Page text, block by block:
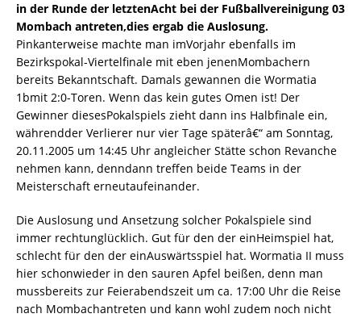
in der Runde der letztenAcht bei der Fußballvereinigung 03
Mombach antreten,dies ergab die Auslosung.
Pinkanterweise machte man imVorjahr ebenfalls im
Bezirkspokal-Viertelfinale mit eben jenenMombachern
bereits Bekanntschaft. Damals gewannen die Wormatia
1bmit 2:0-Toren. Wenn das kein gutes Omen ist! Der
Gewinner diesesPokalspiels zieht dann ins Halbfinale ein,
währendder Verlierer nur vier Tage späterâ€“ am Sonntag,
20.11.2005 um 14:45 Uhr angleicher Stätte schon Revanche
nehmen kann, denndann treffen beide Teams in der
Meisterschaft erneutaufeinander.
Die Auslosung und Ansetzung solcher Pokalspiele sind
immer rechtunglücklich. Gut für den der einHeimspiel hat,
schlecht für den der einAuswärtsspiel hat. Wormatia II muss
hier schonwieder in den sauren Apfel beißen, denn man
mussbereits zur Feierabendszeit um ca. 17:00 Uhr die Reise
nach Mombachantreten und kann wohl zudem noch nicht